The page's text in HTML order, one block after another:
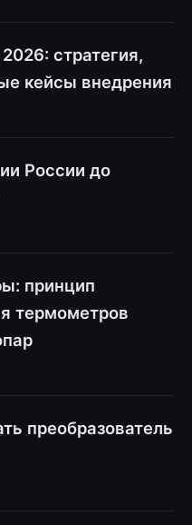
стратегия,
кейсы внедрения
России до
принцип
термометров
преобразователь